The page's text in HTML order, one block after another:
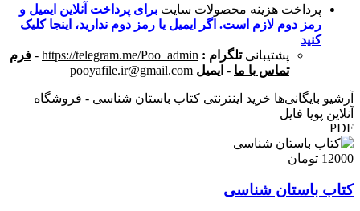
پرداخت هزینه محصولات سایت برای پرداخت آنلاین ایمیل و
رمز دوم لازم است. اگر ایمیل یا رمز دوم ندارید، اینجا کلیک
کنید
پشتیبانی تلگرام : https://telegram.me/Poo_admin
- فرم
تماس با ما - ایمیل pooyafile.ir@gmail.com
آرشیو بایگانی‌ها خرید اینترنتی کتاب باستان شناسی - فروشگاه
آنلاین پویا فایل
PDF
12000 تومان
کتاب باستان شناسی